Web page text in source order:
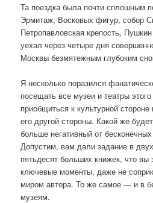
Та поездка была почти сплошным
Эрмитаж, Восковых фигур, собор
Петропавловская крепость,
уехал через четыре дня
Москвы безмятежным глубоким
Я несколько поразился
посещать все музеи и театры
приобщиться к культурной
его другой стороны. Какой же
больше негативный от
Допустим, вам дали задание в
пятьдесят больших книжек, что
ключевые моменты, даже не
миром автора. То же самое — и в
музеям.